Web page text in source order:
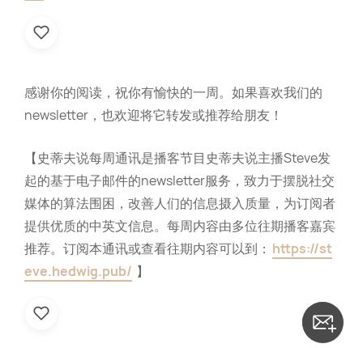
感谢你的阅读，祝你有愉快的一周。如果喜欢我们的
newsletter，也欢迎将它转发或推荐给朋友！
【史蒂夫说每周通讯是播客节目史蒂夫说主播Steve发
起的基于电子邮件的newsletter服务，致力于摆脱社交
媒体的算法围困，改善人们的信息摄入质量，为订阅者
提供优质的中英文信息。每周内容由多位往期播客嘉宾
推荐。订阅本通讯或查看往期内容可以到： https://st
eve.hedwig.pub/ 】